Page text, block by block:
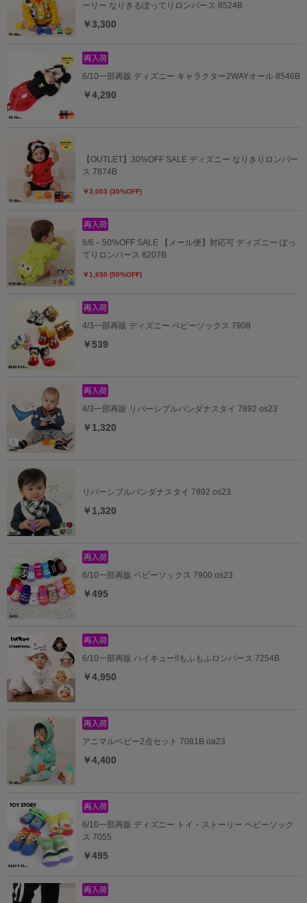
ーリー なりきるぽってりロンパース 8524B
￥3,300
6/10一部再販 ディズニー キャラクター2WAYオール 8546B
￥4,290
【OUTLET】30%OFF SALE ディズニー なりきりロンパー
ス 7874B
￥3,003 (30%OFF)
8/6～50%OFF SALE 【メール便】対応可 ディズニー ぽっ
てりロンパース 8207B
￥1,650 (50%OFF)
4/3一部再販 ディズニー ベビーソックス 7908
￥539
4/3一部再販 リバーシブルバンダナスタイ 7892 os23
￥1,320
リバーシブルバンダナスタイ 7892 os23
￥1,320
6/10一部再販 ベビーソックス 7900 os23
￥495
6/10一部再販 ハイキュー!!もふもふロンパース 7254B
￥4,950
アニマルベビー2点セット 7081B oa23
￥4,400
6/10一部再販 ディズニー トイ・ストーリー ベビーソック
ス 7055
￥495